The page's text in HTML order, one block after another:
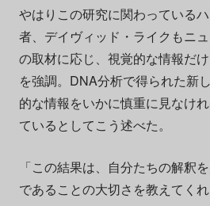
やはりこの研究に関わっている
者、デイヴィッド・ライクもニ
の取材に応じ、視覚的な情報だ
を強調。DNA分析で得られた新
的な情報をいかに慎重に見なけ
ているとしてこう述べた。
「この結果は、自分たちの解釈
であることの大切さを教えてく